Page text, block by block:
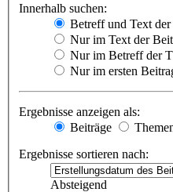
Innerhalb suchen:
Betreff und Text
Nur im Text der
Nur im Betreff der
Nur im ersten
Ergebnisse anzeigen als:
Beiträge
Ergebnisse sortieren nach:
Absteigend